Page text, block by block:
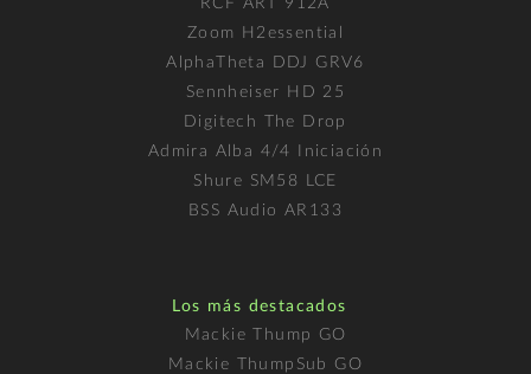
RCF ART 912A
Zoom H2essential
AlphaTheta DDJ GRV6
Sennheiser HD 25
Digitech The Drop
Admira Alba 4/4 Iniciación
Shure SM58 LCE
BSS Audio AR133
Los más destacados
Mackie Thump GO
Mackie ThumpSub GO